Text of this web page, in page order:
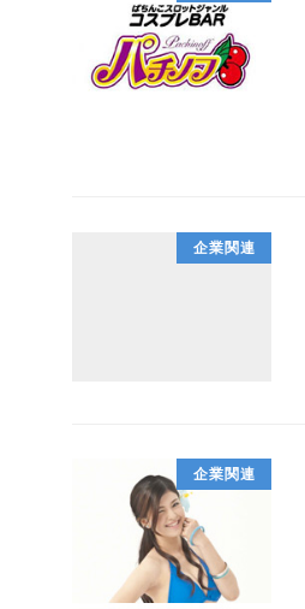
企業関連
企業関連